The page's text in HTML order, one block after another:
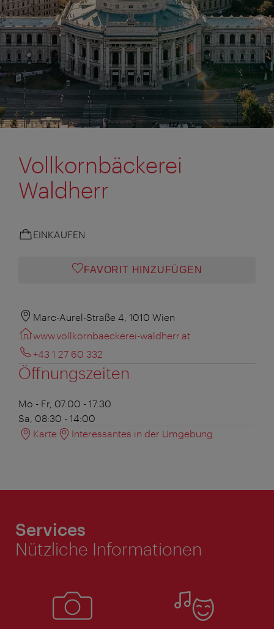
Vollkornbäckerei
Waldherr
EINKAUFEN
FAVORIT HINZUFÜGEN
Marc-Aurel-Straße 4, 1010 Wien
www.vollkornbaeckerei-waldherr.at
+43 1 27 60 332
Öffnungszeiten
Mo - Fr, 07:00 - 17:30
Sa, 08:30 - 14:00
Karte
Interessantes in der Umgebung
Services
Nützliche Informationen